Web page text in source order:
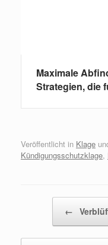
Maximale
Strategien, die
Veröffentlicht in Klage
Kündigungsschutzklage,
←